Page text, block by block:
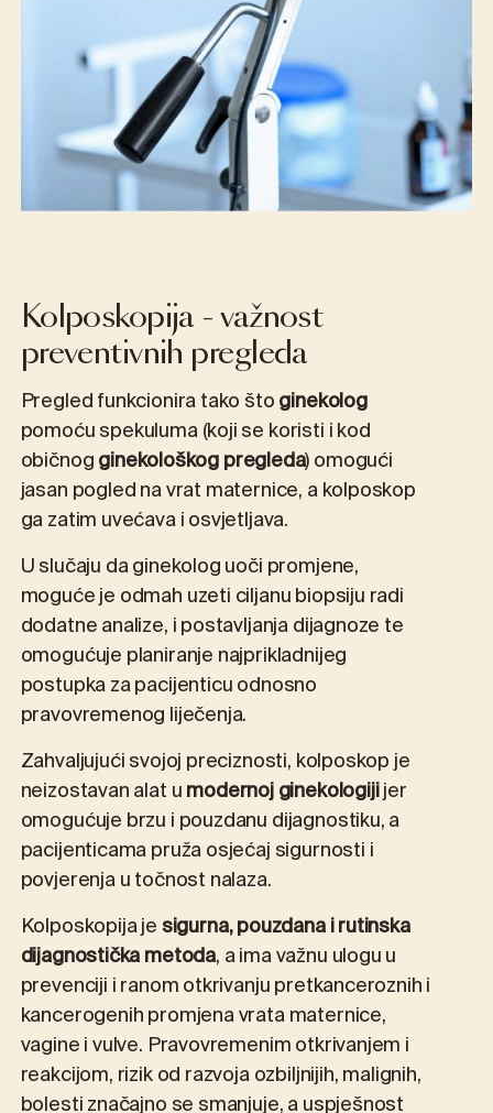
Kolposkopija - važnost
preventivnih pregleda
Pregled funkcionira tako štoginekolog
pomoću spekuluma (koji se koristi i kod
običnogginekološkog pregleda) omogući
jasan pogled na vrat maternice, a kolposkop
ga zatim uvećava i osvjetljava.
U slučaju da ginekolog uoči promjene,
moguće je odmah uzeti ciljanu biopsiju radi
dodatne analize, i postavljanja dijagnoze te
omogućuje planiranje najprikladnijeg
postupka za pacijenticu odnosno
pravovremenog liječenja.
Zahvaljujući svojoj preciznosti, kolposkop je
neizostavan alat umodernoj ginekologijijer
omogućuje brzu i pouzdanu dijagnostiku, a
pacijenticama pruža osjećaj sigurnosti i
povjerenja u točnost nalaza.
Kolposkopija jesigurna, pouzdana i rutinska
dijagnostička metoda, a ima važnu ulogu u
prevenciji i ranom otkrivanju pretkanceroznih i
kancerogenih promjena vrata maternice,
vagine i vulve. Pravovremenim otkrivanjem i
reakcijom, rizik od razvoja ozbiljnijih, malignih,